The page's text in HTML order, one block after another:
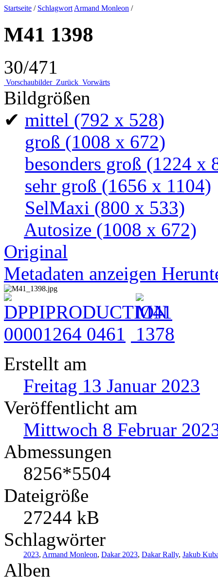
Startseite / Schlagwort Armand Monleon /
M41 1398
30/471
Vorschaubilder Zurück Vorwärts
Bildgrößen
✔ mittel (792 x 528)
groß (1008 x 672)
besonders groß (1224 x
sehr groß (1656 x 1104)
SelMaxi (800 x 533)
Autosize (1008 x 672)
Original
Metadaten anzeigen
Erstellt am
Freitag 13 Januar 2023
Veröffentlicht am
Mittwoch 8 Februar
Abmessungen
8256*5504
Dateigröße
27244 kB
Schlagwörter
2023, Armand Monleon, Dakar 2023, Dakar Rally, Jakub
Alben